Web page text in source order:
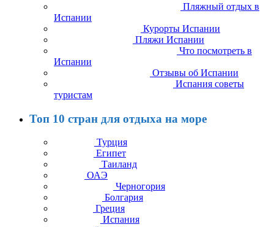
Пляжный отдых в
Испании
Курорты Испании
Пляжи Испании
Что посмотреть в
Испании
Отзывы об Испании
Испания советы
туристам
Топ 10 стран для отдыха на море
Турция
Египет
Таиланд
ОАЭ
Черногория
Болгария
Греция
Испания